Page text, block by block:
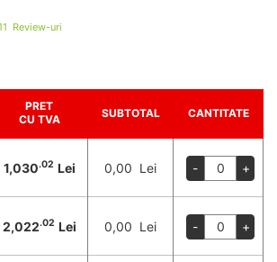
Review-uri
PRET
CU TVA
SUBTOTAL CANTITATE
1,030.02 Lei 0,00 Lei - +
2,022.02 Lei 0,00 Lei - +